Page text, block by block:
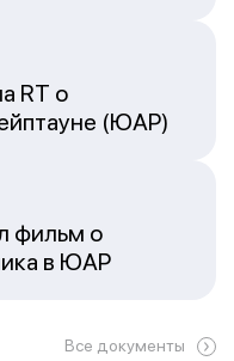
RT о
(ЮАР)
фильм о
в ЮАР
Все документы